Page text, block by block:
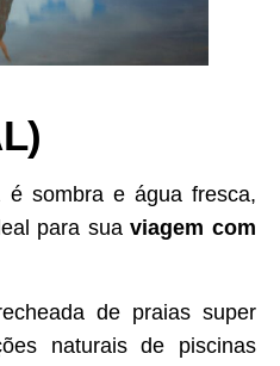
sombra e água fresca,
para suaviagem com
de praias super
naturais de piscinas